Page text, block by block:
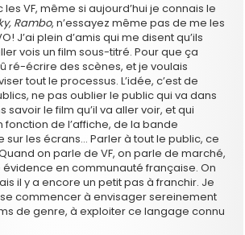
les VF, même si aujourd’hui je connais le
Rambo, n’essayez même pas de me les
J’ai plein d’amis qui me disent qu’ils
vois un film sous-titré. Pour que ça
ré-écrire des scènes, et je voulais
tout le processus. L’idée, c’est de
ne pas oublier le public qui va dans
savoir le film qu’il va aller voir, et qui
fonction de l’affiche, de la bande
sur les écrans… Parler à tout le public, ce
on parle de VF, on parle de marché,
évidence en communauté française. On
il y a encore un petit pas à franchir. Je
commencer à envisager sereinement
de genre, à exploiter ce langage connu